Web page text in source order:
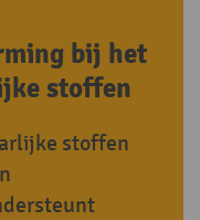
bij het
stoffen
stoffen